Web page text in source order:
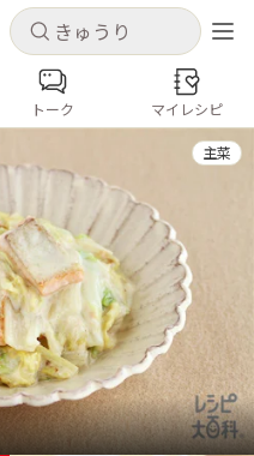
キャンセル
を保存できます
新規登録
キャンセル
コンテンツ
とうもろこし
ゴーヤ
トーク マイレシピ
主菜